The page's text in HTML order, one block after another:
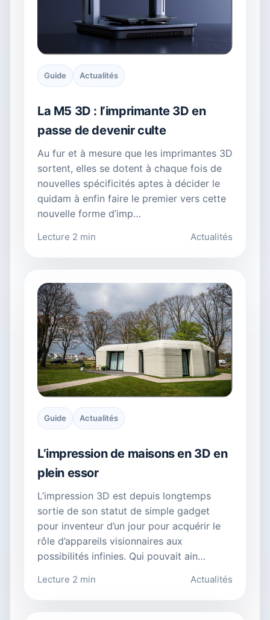
Guide Actualités
La M5 3D : l’imprimante 3D en
passe de devenir culte
Au fur et à mesure que les imprimantes 3D
sortent, elles se dotent à chaque fois de
nouvelles spécificités aptes à décider le
quidam à enfin faire le premier vers cette
nouvelle forme d’imp…
Lecture 2 min Actualités
Guide Actualités
L’impression de maisons en 3D en
plein essor
L’impression 3D est depuis longtemps
sortie de son statut de simple gadget
pour inventeur d’un jour pour acquérir le
rôle d’appareils visionnaires aux
possibilités infinies. Qui pouvait ain…
Lecture 2 min Actualités